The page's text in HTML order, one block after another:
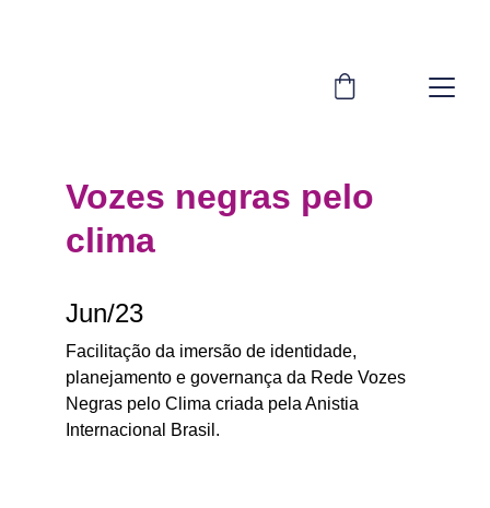
Vozes negras pelo
clima
Jun/23
Facilitação da imersão de identidade,
planejamento e governança da Rede Vozes
Negras pelo Clima criada pela Anistia
Internacional Brasil.